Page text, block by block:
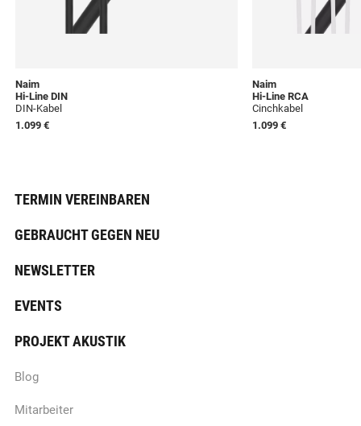
Naim
Hi-Line DIN
DIN-Kabel
1.099 €
Naim
Hi-Line RCA
Cinchkabel
1.099 €
TERMIN VEREINBAREN
GEBRAUCHT GEGEN NEU
NEWSLETTER
EVENTS
PROJEKT AKUSTIK
Blog
Mitarbeiter